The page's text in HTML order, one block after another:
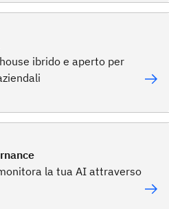
ibrido e aperto per
la tua AI attraverso